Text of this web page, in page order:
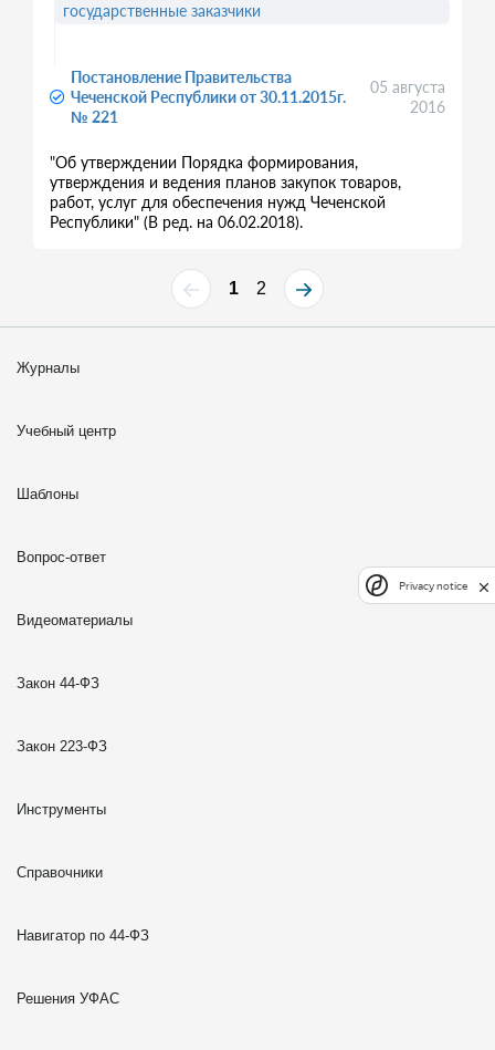
Постановление Правительства
Чеченской Республики от 30.11.2015г.
№ 221
05 августа
2016
"Об утверждении Порядка формирования,
утверждения и ведения планов закупок товаров,
работ, услуг для обеспечения нужд Чеченской
Республики" (В ред. на 06.02.2018).
государственные заказчики
1 2
Журналы
Учебный центр
Шаблоны
Вопрос-ответ
Видеоматериалы
Закон 44-ФЗ
Закон 223-ФЗ
Инструменты
Справочники
Навигатор по 44-ФЗ
Решения УФАС
Privacy notice